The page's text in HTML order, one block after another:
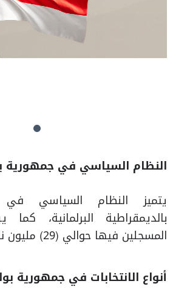
النظام السياسي في جمهورية
يتميز النظام السياسي في
بالديمقراطية البرلمانية،
المسجلين فيها حوالي (29) مليون ناخب.
أنواع الانتخابات في جمهورية